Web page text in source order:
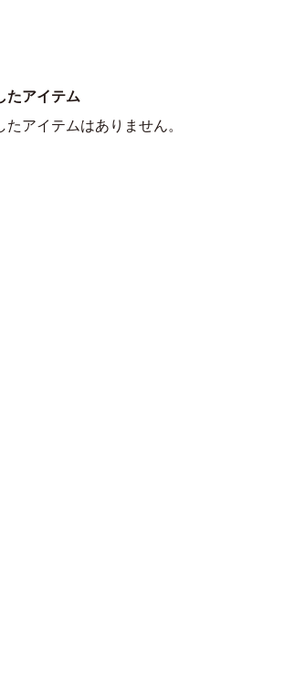
たアイテム
アイテムはありません。